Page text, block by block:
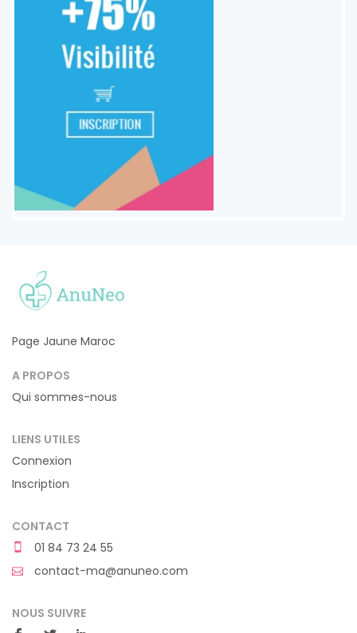
Page Jaune Maroc
A PROPOS
Qui sommes-nous
LIENS UTILES
Connexion
Inscription
CONTACT
01 84 73 24 55
contact-ma@anuneo.com
NOUS SUIVRE